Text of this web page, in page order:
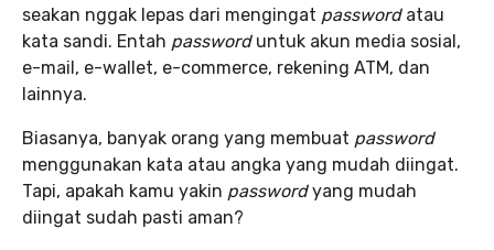
seakan nggak lepas dari mengingat password atau
kata sandi. Entah password untuk akun media sosial,
e-mail, e-wallet, e-commerce, rekening ATM, dan
lainnya.
Biasanya, banyak orang yang membuat password
menggunakan kata atau angka yang mudah diingat.
Tapi, apakah kamu yakin passwordyang mudah
diingat sudah pasti aman?